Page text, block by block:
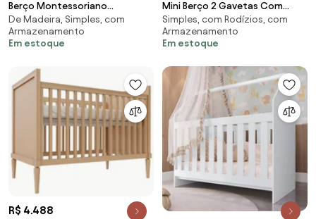
Berço Montessoriano
Americano De Mdf Cabana -
Branco HP
De Madeira, Simples, com
Armazenamento
Em estoque
Mini Berço 2 Gavetas Com
Colchão Moisés - Branco
Simples, com Rodízios, com
Armazenamento
Em estoque
R$ 4.488